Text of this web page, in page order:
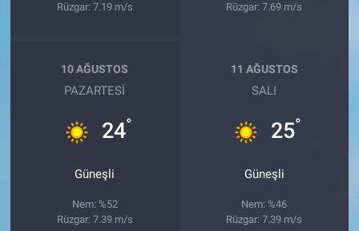
Rüzgar: 7.19 m/s
Rüzgar: 7.69 m/s
10 AĞUSTOS
PAZARTESI
24°
Güneşli
Nem: %52
Rüzgar: 7.39 m/s
11 AĞUSTOS
SALI
25°
Güneşli
Nem: %46
Rüzgar: 7.39 m/s